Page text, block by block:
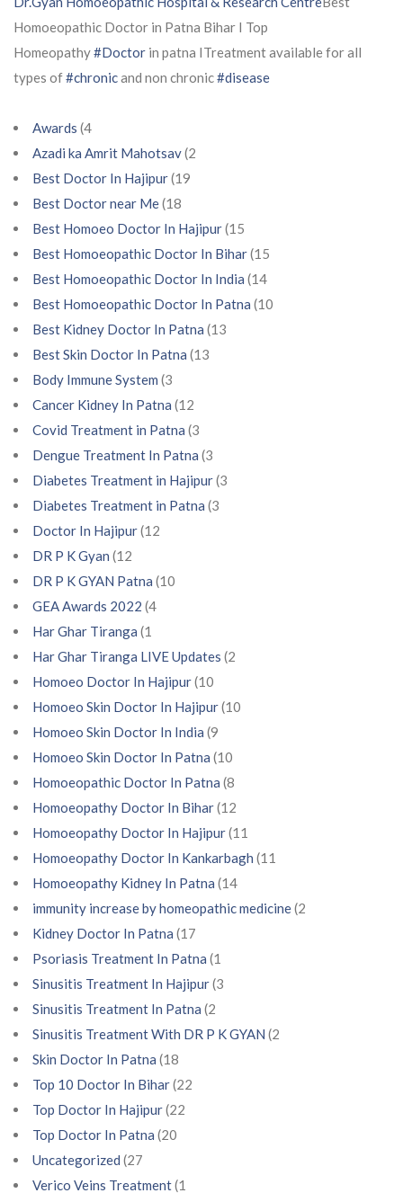
Homoeopathic Doctor in Patna Bihar I Top
Homeopathy#Doctor in patna ITreatment available for all
types of#chronicand non chronic#disease
Awards (4
Azadi ka Amrit Mahotsav(2
Best Doctor In Hajipur(19
Best Doctor near Me(18
Best Homoeo Doctor In Hajipur(15
Best Homoeopathic Doctor In Bihar(15
Best Homoeopathic Doctor In India (14
Best Homoeopathic Doctor In Patna (10
Best Kidney Doctor In Patna (13
Best Skin Doctor In Patna (13
Body Immune System (3
Cancer Kidney In Patna (12
Covid Treatment in Patna (3
Dengue Treatment In Patna (3
Diabetes Treatment in Hajipur(3
Diabetes Treatment in Patna (3
Doctor In Hajipur(12
DR P K Gyan (12
DR P K GYAN Patna (10
GEA Awards 2022 (4
Har Ghar Tiranga (1
Har Ghar Tiranga LIVE Updates (2
Homoeo Doctor In Hajipur(10
Homoeo Skin Doctor In Hajipur(10
Homoeo Skin Doctor In India (9
Homoeo Skin Doctor In Patna (10
Homoeopathic Doctor In Patna (8
Homoeopathy Doctor In Bihar(12
Homoeopathy Doctor In Hajipur(11
Homoeopathy Doctor In Kankarbagh (11
Homoeopathy Kidney In Patna (14
immunity increase by homeopathic medicine(2
Kidney Doctor In Patna (17
Psoriasis Treatment In Patna (1
Sinusitis Treatment In Hajipur(3
Sinusitis Treatment In Patna (2
Sinusitis Treatment With DR P K GYAN (2
Skin Doctor In Patna (18
Top 10 Doctor In Bihar(22
Top Doctor In Hajipur(22
Top Doctor In Patna (20
Uncategorized (27
Verico Veins Treatment(1